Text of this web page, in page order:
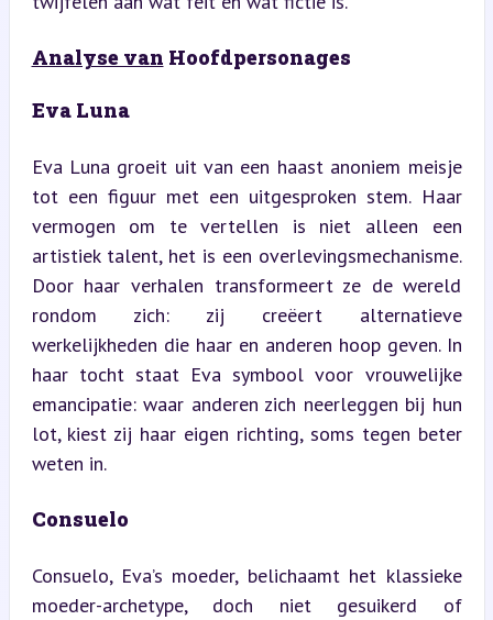
Analyse van Hoofdpersonages
Eva Luna
Eva Luna groeit uit van een haast anoniem meisje
tot een figuur met een uitgesproken stem. Haar
vermogen om te vertellen is niet alleen een
artistiek talent, het is een overlevingsmechanisme.
Door haar verhalen transformeert ze de wereld
rondom zich: zij creëert alternatieve
werkelijkheden die haar en anderen hoop geven. In
haar tocht staat Eva symbool voor vrouwelijke
emancipatie: waar anderen zich neerleggen bij hun
lot, kiest zij haar eigen richting, soms tegen beter
weten in.
Consuelo
Consuelo, Eva’s moeder, belichaamt het klassieke
moeder-archetype, doch niet gesuikerd of